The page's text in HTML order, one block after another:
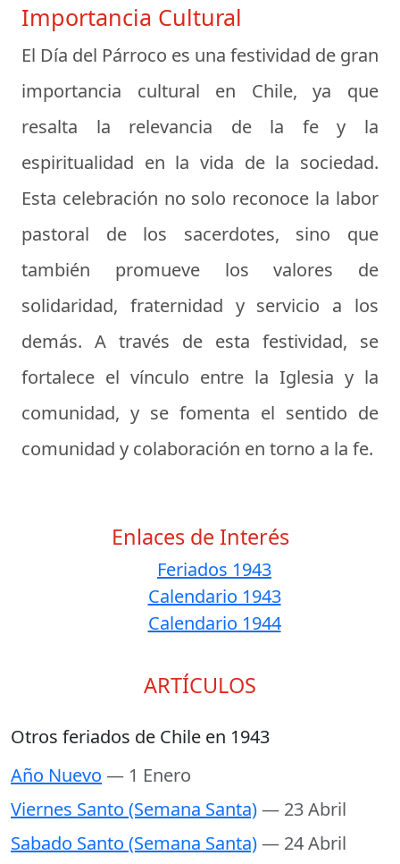
Importancia Cultural
El Día del Párroco es una festividad de gran
importancia cultural en Chile, ya que
resalta la relevancia de la fe y la
espiritualidad en la vida de la sociedad.
Esta celebración no solo reconoce la labor
pastoral de los sacerdotes, sino que
también promueve los valores de
solidaridad, fraternidad y servicio a los
demás. A través de esta festividad, se
fortalece el vínculo entre la Iglesia y la
comunidad, y se fomenta el sentido de
comunidad y colaboración en torno a la fe.
Enlaces de Interés
Feriados 1943
Calendario 1943
Calendario 1944
ARTÍCULOS
Otros feriados de Chile en 1943
Año Nuevo — 1 Enero
Viernes Santo (Semana Santa)— 23 Abril
Sabado Santo (Semana Santa)— 24 Abril